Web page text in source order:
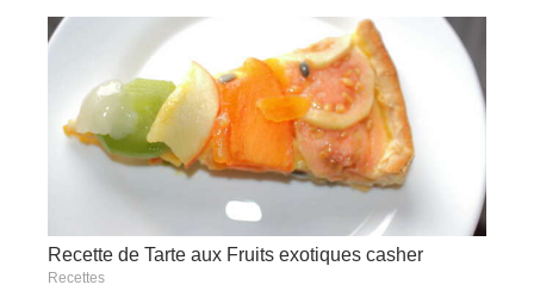
Recette de Tarte aux Fruits exotiques casher
Recettes